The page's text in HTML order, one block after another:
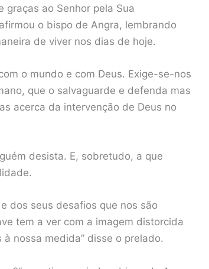
graças ao Senhor pela Sua
o bispo de Angra, lembrando
de viver nos dias de hoje.
o mundo e com Deus. Exige-se-nos
que o salvaguarde e defenda mas
acerca da intervenção de Deus no
desista. E, sobretudo, a que
dos seus desafios que nos são
tem a ver com a imagem distorcida
nossa medida” disse o prelado.